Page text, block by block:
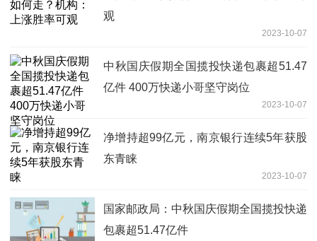
观
2023-10-07
中秋国庆假期全国揽投快递包裹超51.47
亿件 400万快递小哥坚守岗位
2023-10-07
净增持超99亿元，南京银行连续5年获股
东青睐
2023-10-07
​国家邮政局：中秋国庆假期全国揽投快递
包裹超51.47亿件